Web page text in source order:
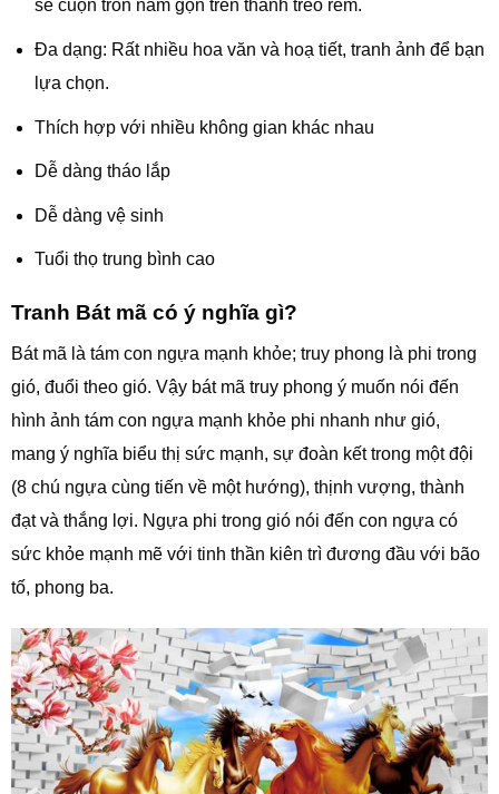
sẽ cuộn tròn nằm gọn trên thanh treo rèm.
Đa dạng: Rất nhiều hoa văn và hoạ tiết, tranh ảnh để bạn
lựa chọn.
Thích hợp với nhiều không gian khác nhau
Dễ dàng tháo lắp
Dễ dàng vệ sinh
Tuổi thọ trung bình cao
Tranh Bát mã có ý nghĩa gì?
Bát mã là tám con ngựa mạnh khỏe; truy phong là phi trong
gió, đuổi theo gió. Vậy bát mã truy phong ý muốn nói đến
hình ảnh tám con ngựa mạnh khỏe phi nhanh như gió,
mang ý nghĩa biểu thị sức mạnh, sự đoàn kết trong một đội
(8 chú ngựa cùng tiến về một hướng), thịnh vượng, thành
đạt và thắng lợi. Ngựa phi trong gió nói đến con ngựa có
sức khỏe mạnh mẽ với tinh thần kiên trì đương đầu với bão
tố, phong ba.